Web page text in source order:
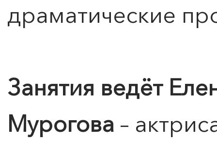
драматические
Занятия ведёт
Мурогова –